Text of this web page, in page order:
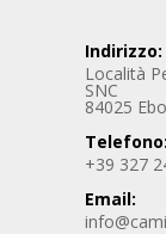
Indirizzo:
Località
SNC
84025
Telefono:
+39 327
Email: